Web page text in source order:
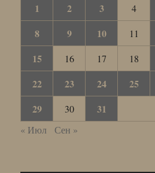
1
2 3 4
8
9 10 11
15
16 17 18
22
23 24 25
29
30 31
« Июл Сен »